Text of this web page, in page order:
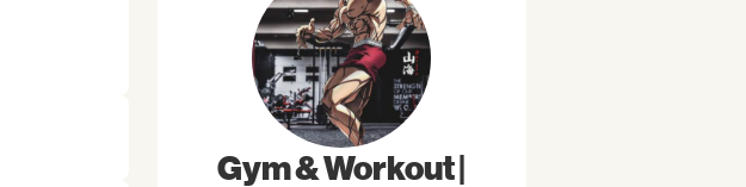
Gym & Workout |